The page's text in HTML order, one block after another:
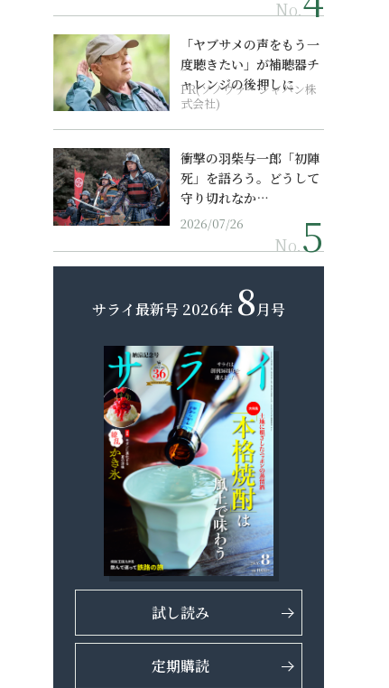
No.
「ヤブサメの声をもう一
度聴きたい」が補聴器チ
ャレンジの後押しに
PR(ソノヴァ・ジャパン株
式会社)
衝撃の羽柴与一郎「初陣
死」を語ろう。どうして
守り切れなか…
2026/07/26
No.
サライ最新号 2026年 8月号
試し読み
定期購読